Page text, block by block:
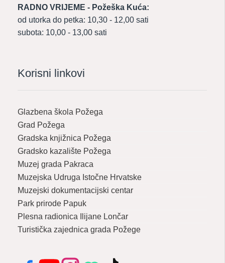
RADNO VRIJEME - Požeška Kuća:
od utorka do petka: 10,30 - 12,00 sati
subota: 10,00 - 13,00 sati
Korisni linkovi
Glazbena škola Požega
Grad Požega
Gradska knjižnica Požega
Gradsko kazalište Požega
Muzej grada Pakraca
Muzejska Udruga Istočne Hrvatske
Muzejski dokumentacijski centar
Park prirode Papuk
Plesna radionica Ilijane Lončar
Turistička zajednica grada Požege